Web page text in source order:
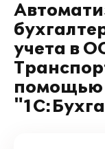
учета в